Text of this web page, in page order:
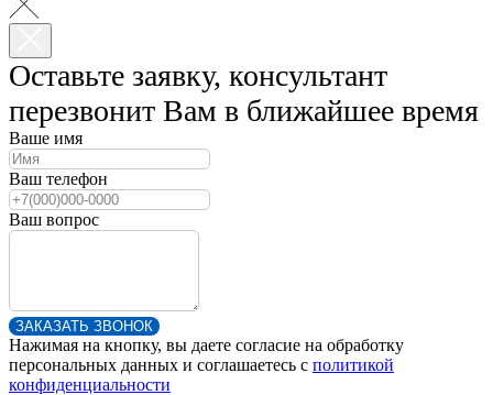
Оставьте заявку, консультант
перезвонит Вам в ближайшее время
Ваше имя
Ваш телефон
Ваш вопрос
ЗАКАЗАТЬ ЗВОНОК
Нажимая на кнопку, вы даете согласие на обработку
персональных данных и соглашаетесь c политикой
конфиденциальности